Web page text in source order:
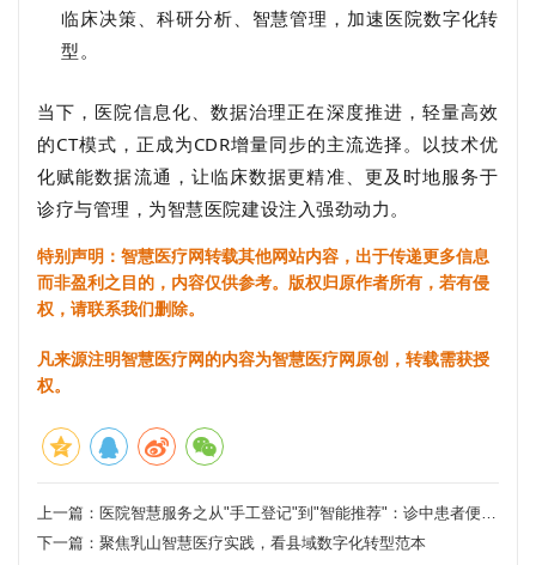
临床决策、科研分析、智慧管理，加速医院数字化转
型。
当下，医院信息化、数据治理正在深度推进，轻量高效
的CT模式，正成为CDR增量同步的主流选择。 以技术优
化赋能数据流通，让临床数据更精准、更及时地服务于
诊疗与管理，为智慧医院建设注入强劲动力。
特别声明：智慧医疗网转载其他网站内容，出于传递更多信息
而非盈利之目的，内容仅供参考。版权归原作者所有，若有侵
权，请联系我们删除。
凡来源注明智慧医疗网的内容为智慧医疗网原创，转载需获授
权。
上一篇： 医院智慧服务之从"手工登记"到"智能推荐"：诊中患者便利保障服务的0-5级跃迁之路
下一篇： 聚焦乳山智慧医疗实践，看县域数字化转型范本